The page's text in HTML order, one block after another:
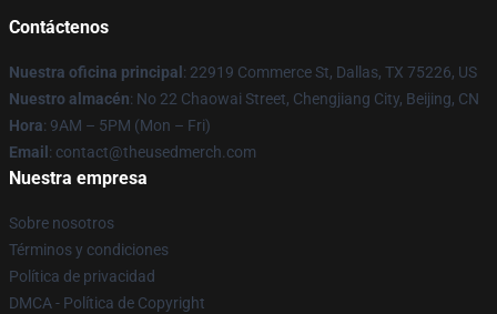
Contáctenos
Nuestra oficina principal : 22919 Commerce St, Dallas, TX 75226, US
Nuestro almacén: No 22 Chaowai Street, Chengjiang City, Beijing, CN
Hora: 9AM – 5PM (Mon – Fri)
Email : contact@theusedmerch.com
Nuestra empresa
Sobre nosotros
Términos y condiciones
Política de privacidad
DMCA - Política de Copyright